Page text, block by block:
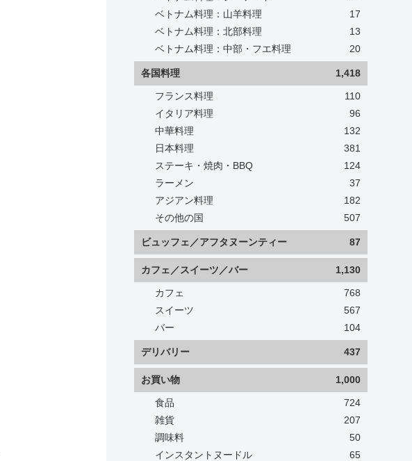
ベトナム料理：山羊料理
17
ベトナム料理：北部料理
13
ベトナム料理：中部・フエ料理
20
各国料理 1,418
フランス料理
110
イタリア料理
96
中華料理
132
日本料理
381
ステーキ・焼肉・BBQ
124
ラーメン
37
アジアン料理
182
その他の国
507
ビュッフェ／アフタヌーンティー 87
カフェ／スイーツ／バー 1,130
カフェ
768
スイーツ
567
バー
104
デリバリー 437
お買い物 1,000
食品
724
雑貨
207
調味料
50
インスタントヌードル
65